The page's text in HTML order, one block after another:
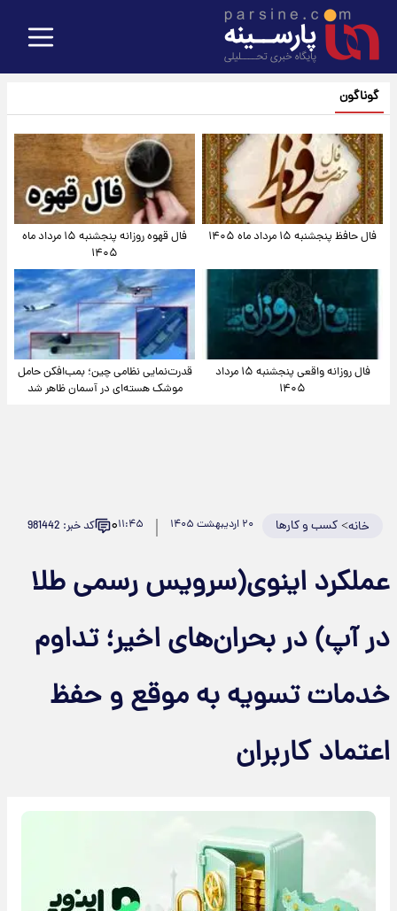
گوناگون
فال حافظ پنجشنبه ۱۵ مرداد ماه ۱۴۰۵
فال قهوه روزانه پنجشنبه ۱۵ مرداد ماه
۱۴۰۵
فال روزانه واقعی پنجشنبه ۱۵ مرداد
۱۴۰۵
قدرت‌نمایی نظامی چین؛ بمب‌افکن حامل
موشک هسته‌ای در آسمان ظاهر شد
خانه>کسب و کارها ۲۰ اردیبهشت ۱۴۰۵ ۱۱:۴۵۰ کد خبر: 981442
عملکرد اینوی(سرویس رسمی طلا
در آپ) در بحران‌های اخیر؛ تداوم
خدمات تسویه به موقع و حفظ
اعتماد کاربران